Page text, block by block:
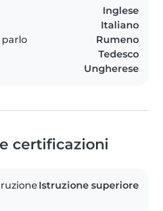
parlo
Inglese
Italiano
Rumeno
Tedesco
Ungherese
certificazioni
Istruzione superiore